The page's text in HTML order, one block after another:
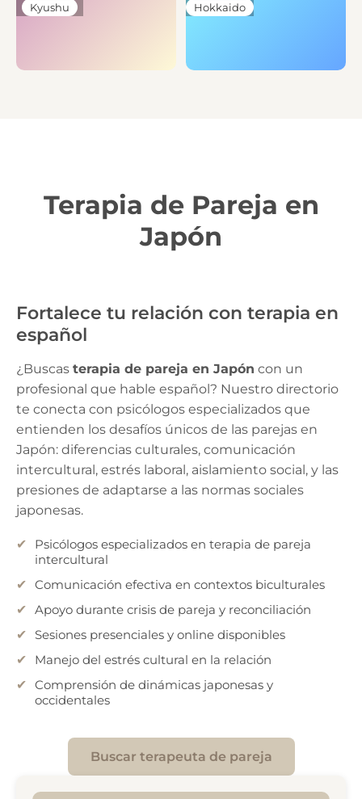
Kyushu Hokkaido
Terapia de Pareja en
Japón
Fortalece tu relación con terapia en
español
¿Buscas terapia de pareja en Japón con un
profesional que hable español? Nuestro directorio
te conecta con psicólogos especializados que
entienden los desafíos únicos de las parejas en
Japón: diferencias culturales, comunicación
intercultural, estrés laboral, aislamiento social, y las
presiones de adaptarse a las normas sociales
japonesas.
Psicólogos especializados en terapia de pareja
intercultural
Comunicación efectiva en contextos biculturales
Apoyo durante crisis de pareja y reconciliación
Sesiones presenciales y online disponibles
Manejo del estrés cultural en la relación
Comprensión de dinámicas japonesas y
occidentales
Buscar terapeuta de pareja